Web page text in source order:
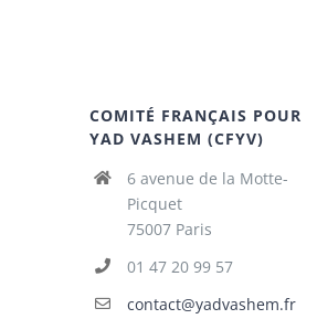
COMITÉ FRANÇAIS POUR
YAD VASHEM (CFYV)
6 avenue de la Motte-
Picquet
75007 Paris
01 47 20 99 57
contact@yadvashem.fr